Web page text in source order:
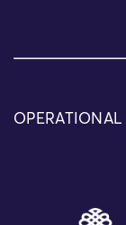
OPERATIONAL